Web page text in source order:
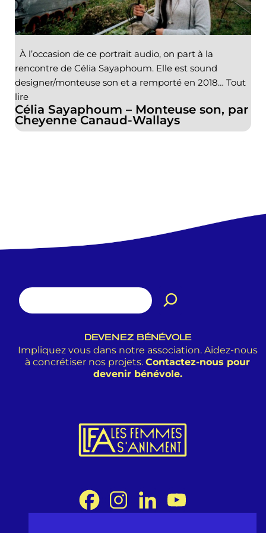
Célia Sayaphoum – Monteuse son, par
Cheyenne Canaud-Wallays
À l’occasion de ce portrait audio, on part à la
rencontre de Célia Sayaphoum. Elle est sound
designer/monteuse son et a remporté en 2018… Tout
lire
DEVENEZ BÉNÉVOLE
Impliquez vous dans notre association. Aidez-nous
à concrétiser nos projets. Contactez-nous pour
devenir bénévole.